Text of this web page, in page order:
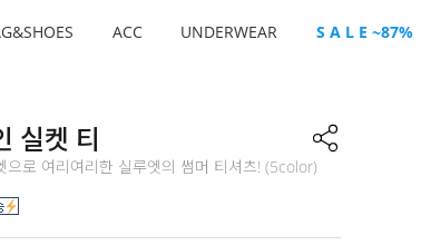
ACC UNDERWEAR S A L E ~87%
실켓 티
으로 여리여리한 실루엣의 썸머 티셔츠! (5color)